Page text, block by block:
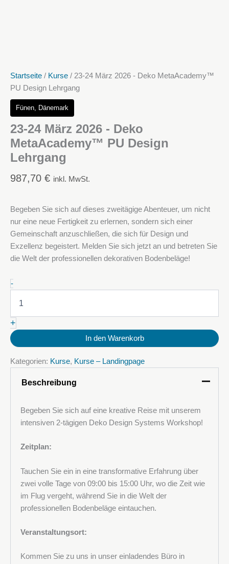
Startseite / Kurse / 23-24 März 2026 - Deko MetaAcademy™
PU Design Lehrgang
Fünen, Dänemark
23-24 März 2026 - Deko
MetaAcademy™ PU Design
Lehrgang
987,70 € inkl. MwSt.
Begeben Sie sich auf dieses zweitägige Abenteuer, um nicht
nur eine neue Fertigkeit zu erlernen, sondern sich einer
Gemeinschaft anzuschließen, die sich für Design und
Exzellenz begeistert. Melden Sie sich jetzt an und betreten Sie
die Welt der professionellen dekorativen Bodenbeläge!
-23-
24
März
-
Deko
MetaAcademy™
Design
Menge
+
In den Warenkorb
Kategorien: Kurse, Kurse – Landingpage
Beschreibung
Begeben Sie sich auf eine kreative Reise mit unserem
intensiven 2-tägigen Deko Design Systems Workshop!
Zeitplan:
Tauchen Sie ein in eine transformative Erfahrung über
zwei volle Tage von 09:00 bis 15:00 Uhr, wo die Zeit wie
im Flug vergeht, während Sie in die Welt der
professionellen Bodenbeläge eintauchen.
Veranstaltungsort:
Kommen Sie zu uns in unser einladendes Büro in